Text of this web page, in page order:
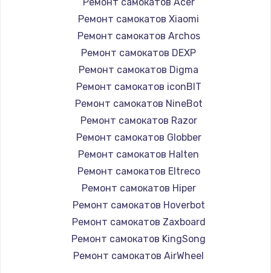
Ремонт самокатов Xiaomi
Ремонт самокатов Archos
Ремонт самокатов DEXP
Ремонт самокатов Digma
Ремонт самокатов iconBIT
Ремонт самокатов NineBot
Ремонт самокатов Razor
Ремонт самокатов Globber
Ремонт самокатов Halten
Ремонт самокатов Eltreco
Ремонт самокатов Hiper
Ремонт самокатов Hoverbot
Ремонт самокатов Zaxboard
Ремонт самокатов KingSong
Ремонт самокатов AirWheel